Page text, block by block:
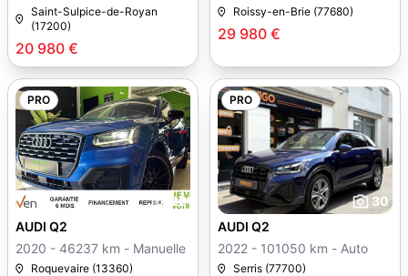
20 980 €
Saint-Sulpice-de-Royan
(17200)
29 980 €
Roissy-en-Brie (77680)
PRO
22
AUDI Q2
2020 - 46237 km - Manuelle
Roquevaire (13360)
PRO
30
AUDI Q2
2022 - 101050 km - Auto
Serris (77700)